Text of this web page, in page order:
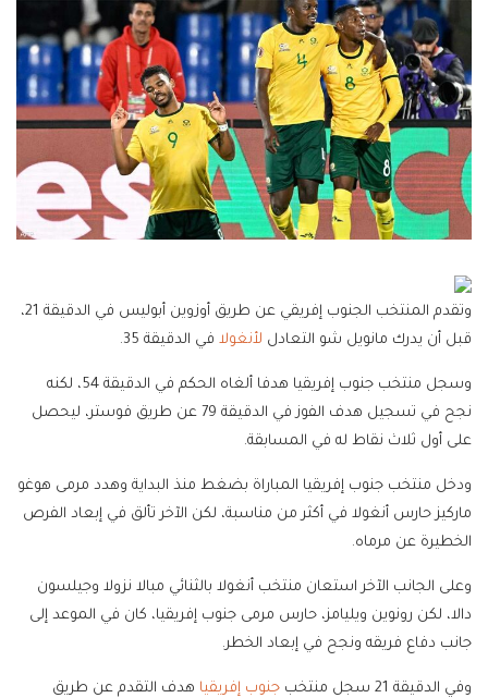
وتقدم المنتخب الجنوب إفريقي عن طريق أوزوين أبوليس في الدقيقة 21،
قبل أن يدرك مانويل شو التعادل لأنغولا في الدقيقة 35.
وسجل منتخب جنوب إفريقيا هدفا ألغاه الحكم في الدقيقة 54، لكنه
نجح في تسجيل هدف الفوز في الدقيقة 79 عن طريق فوستر، ليحصل
على أول ثلاث نقاط له في المسابقة.
ودخل منتخب جنوب إفريقيا المباراة بضغط منذ البداية وهدد مرمى هوغو
ماركيز حارس أنغولا في أكثر من مناسبة، لكن الآخر تألق في إبعاد الفرص
الخطيرة عن مرماه.
وعلى الجانب الآخر استعان منتخب أنغولا بالثنائي مبالا نزولا وجيلسون
دالا، لكن رونوين ويليامز، حارس مرمى جنوب إفريقيا، كان في الموعد إلى
جانب دفاع فريقه ونجح في إبعاد الخطر.
وفي الدقيقة 21 سجل منتخب جنوب إفريقيا هدف التقدم عن طريق